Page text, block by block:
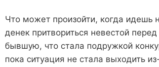
Что может произойти, когда идешь
денек притвориться невестой
бывшую, что стала подружкой
пока ситуация не стала выходить